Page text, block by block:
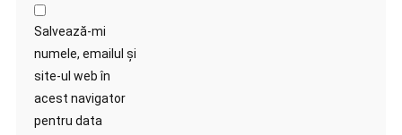
Salvează-mi
numele, emailul și
site-ul web în
acest navigator
pentru data